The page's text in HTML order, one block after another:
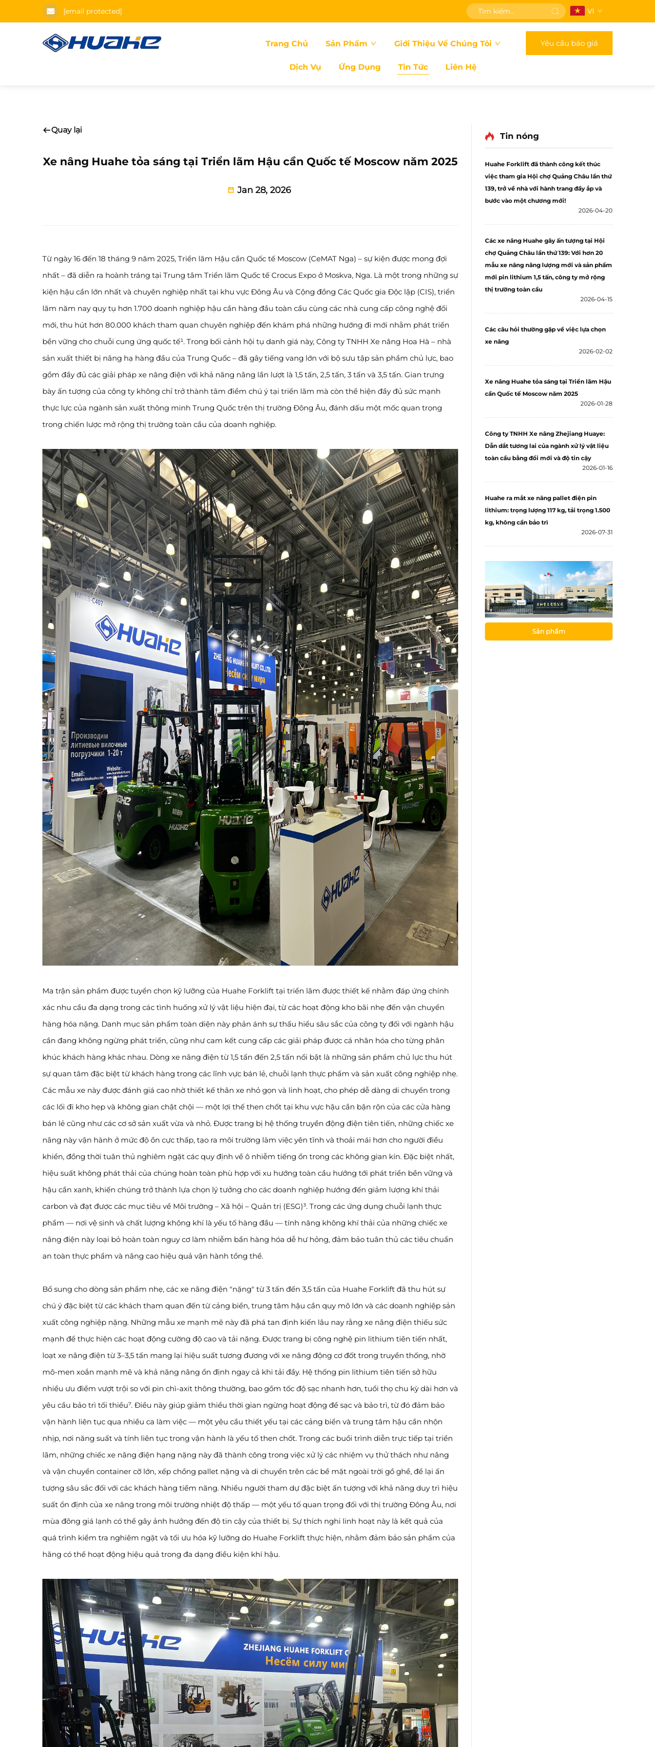
[email protected] VI
Trang Chủ Sản Phẩm Giới Thiệu Về Chúng Tôi
Dịch Vụ Ứng Dụng Tin Tức Liên Hệ
Yêu cầu báo giá
Quay lại
Xe nâng Huahe tỏa sáng tại Triển lãm Hậu cần Quốc tế Moscow năm 2025
Jan 28, 2026
Từ ngày 16 đến 18 tháng 9 năm 2025, Triển lãm Hậu cần Quốc tế Moscow (CeMAT Nga) – sự kiện được mong đợi
nhất – đã diễn ra hoành tráng tại Trung tâm Triển lãm Quốc tế Crocus Expo ở Moskva, Nga. Là một trong những sự
kiện hậu cần lớn nhất và chuyên nghiệp nhất tại khu vực Đông Âu và Cộng đồng Các Quốc gia Độc lập (CIS), triển
lãm năm nay quy tụ hơn 1.700 doanh nghiệp hậu cần hàng đầu toàn cầu cùng các nhà cung cấp công nghệ đổi
mới, thu hút hơn 80.000 khách tham quan chuyên nghiệp đến khám phá những hướng đi mới nhằm phát triển
bền vững cho chuỗi cung ứng quốc tế¹. Trong bối cảnh hội tụ danh giá này, Công ty TNHH Xe nâng Hoa Hà – nhà
sản xuất thiết bị nâng hạ hàng đầu của Trung Quốc – đã gây tiếng vang lớn với bộ sưu tập sản phẩm chủ lực, bao
gồm đầy đủ các giải pháp xe nâng điện với khả năng nâng lần lượt là 1,5 tấn, 2,5 tấn, 3 tấn và 3,5 tấn. Gian trưng
bày ấn tượng của công ty không chỉ trở thành tâm điểm chú ý tại triển lãm mà còn thể hiện đầy đủ sức mạnh
thực lực của ngành sản xuất thông minh Trung Quốc trên thị trường Đông Âu, đánh dấu một mốc quan trọng
trong chiến lược mở rộng thị trường toàn cầu của doanh nghiệp.
Ma trận sản phẩm được tuyển chọn kỹ lưỡng của Huahe Forklift tại triển lãm được thiết kế nhằm đáp ứng chính
xác nhu cầu đa dạng trong các tình huống xử lý vật liệu hiện đại, từ các hoạt động kho bãi nhẹ đến vận chuyển
hàng hóa nặng. Danh mục sản phẩm toàn diện này phản ánh sự thấu hiểu sâu sắc của công ty đối với ngành hậu
cần đang không ngừng phát triển, cũng như cam kết cung cấp các giải pháp được cá nhân hóa cho từng phân
khúc khách hàng khác nhau. Dòng xe nâng điện từ 1,5 tấn đến 2,5 tấn nổi bật là những sản phẩm chủ lực thu hút
sự quan tâm đặc biệt từ khách hàng trong các lĩnh vực bán lẻ, chuỗi lạnh thực phẩm và sản xuất công nghiệp nhẹ.
Các mẫu xe này được đánh giá cao nhờ thiết kế thân xe nhỏ gọn và linh hoạt, cho phép dễ dàng di chuyển trong
các lối đi kho hẹp và không gian chật chội — một lợi thế then chốt tại khu vực hậu cần bận rộn của các cửa hàng
bán lẻ cũng như các cơ sở sản xuất vừa và nhỏ. Được trang bị hệ thống truyền động điện tiên tiến, những chiếc xe
nâng này vận hành ở mức độ ồn cực thấp, tạo ra môi trường làm việc yên tĩnh và thoải mái hơn cho người điều
khiển, đồng thời tuân thủ nghiêm ngặt các quy định về ô nhiễm tiếng ồn trong các không gian kín. Đặc biệt nhất,
hiệu suất không phát thải của chúng hoàn toàn phù hợp với xu hướng toàn cầu hướng tới phát triển bền vững và
hậu cần xanh, khiến chúng trở thành lựa chọn lý tưởng cho các doanh nghiệp hướng đến giảm lượng khí thải
carbon và đạt được các mục tiêu về Môi trường – Xã hội – Quản trị (ESG)³. Trong các ứng dụng chuỗi lạnh thực
phẩm — nơi vệ sinh và chất lượng không khí là yếu tố hàng đầu — tính năng không khí thải của những chiếc xe
nâng điện này loại bỏ hoàn toàn nguy cơ làm nhiễm bẩn hàng hóa dễ hư hỏng, đảm bảo tuân thủ các tiêu chuẩn
an toàn thực phẩm và nâng cao hiệu quả vận hành tổng thể.
Bổ sung cho dòng sản phẩm nhẹ, các xe nâng điện "nặng" từ 3 tấn đến 3,5 tấn của Huahe Forklift đã thu hút sự
chú ý đặc biệt từ các khách tham quan đến từ cảng biển, trung tâm hậu cần quy mô lớn và các doanh nghiệp sản
xuất công nghiệp nặng. Những mẫu xe mạnh mẽ này đã phá tan định kiến lâu nay rằng xe nâng điện thiếu sức
mạnh để thực hiện các hoạt động cường độ cao và tải nặng. Được trang bị công nghệ pin lithium tiên tiến nhất,
loạt xe nâng điện từ 3–3,5 tấn mang lại hiệu suất tương đương với xe nâng động cơ đốt trong truyền thống, nhờ
mô-men xoắn mạnh mẽ và khả năng nâng ổn định ngay cả khi tải đầy. Hệ thống pin lithium tiên tiến sở hữu
nhiều ưu điểm vượt trội so với pin chì-axit thông thường, bao gồm tốc độ sạc nhanh hơn, tuổi thọ chu kỳ dài hơn và
yêu cầu bảo trì tối thiểu⁷. Điều này giúp giảm thiểu thời gian ngừng hoạt động để sạc và bảo trì, từ đó đảm bảo
vận hành liên tục qua nhiều ca làm việc — một yêu cầu thiết yếu tại các cảng biển và trung tâm hậu cần nhộn
nhịp, nơi năng suất và tính liên tục trong vận hành là yếu tố then chốt. Trong các buổi trình diễn trực tiếp tại triển
lãm, những chiếc xe nâng điện hạng nặng này đã thành công trong việc xử lý các nhiệm vụ thử thách như nâng
và vận chuyển container cỡ lớn, xếp chồng pallet nặng và di chuyển trên các bề mặt ngoài trời gồ ghề, để lại ấn
tượng sâu sắc đối với các khách hàng tiềm năng. Nhiều người tham dự đặc biệt ấn tượng với khả năng duy trì hiệu
suất ổn định của xe nâng trong môi trường nhiệt độ thấp — một yếu tố quan trọng đối với thị trường Đông Âu, nơi
mùa đông giá lạnh có thể gây ảnh hưởng đến độ tin cậy của thiết bị. Sự thích nghi linh hoạt này là kết quả của
quá trình kiểm tra nghiêm ngặt và tối ưu hóa kỹ lưỡng do Huahe Forklift thực hiện, nhằm đảm bảo sản phẩm của
hãng có thể hoạt động hiệu quả trong đa dạng điều kiện khí hậu.
Tin nóng
Huahe Forklift đã thành công kết thúc
việc tham gia Hội chợ Quảng Châu lần thứ
139, trở về nhà với hành trang đầy ắp và
bước vào một chương mới!
2026-04-20
Các xe nâng Huahe gây ấn tượng tại Hội
chợ Quảng Châu lần thứ 139: Với hơn 20
mẫu xe nâng năng lượng mới và sản phẩm
mới pin lithium 1,5 tấn, công ty mở rộng
thị trường toàn cầu
2026-04-15
Các câu hỏi thường gặp về việc lựa chọn
xe nâng
2026-02-02
Xe nâng Huahe tỏa sáng tại Triển lãm Hậu
cần Quốc tế Moscow năm 2025
2026-01-28
Công ty TNHH Xe nâng Zhejiang Huaye:
Dẫn dắt tương lai của ngành xử lý vật liệu
toàn cầu bằng đổi mới và độ tin cậy
2026-01-16
Huahe ra mắt xe nâng pallet điện pin
lithium: trọng lượng 117 kg, tải trọng 1.500
kg, không cần bảo trì
2026-07-31
Sản phẩm